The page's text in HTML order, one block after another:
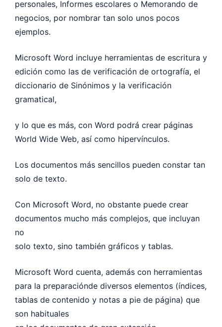
personales, Informes escolares o Memorando de
negocios, por nombrar tan solo unos pocos
ejemplos.
Microsoft Word incluye herramientas de escritura y
edición como las de verificación de ortografía, el
diccionario de Sinónimos y la verificación
gramatical,
y lo que es más, con Word podrá crear páginas
World Wide Web, así como hipervínculos.
Los documentos más sencillos pueden constar tan
solo de texto.
Con Microsoft Word, no obstante puede crear
documentos mucho más complejos, que incluyan
no
solo texto, sino también gráficos y tablas.
Microsoft Word cuenta, además con herramientas
para la preparaciónde diversos elementos (índices,
tablas de contenido y notas a pie de página) que
son habituales